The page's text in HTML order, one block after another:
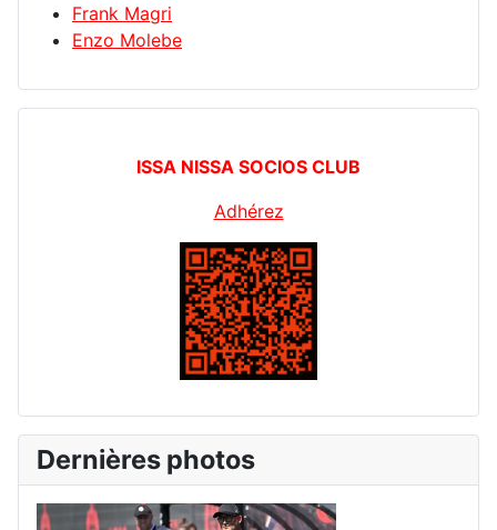
Frank Magri
Enzo Molebe
ISSA NISSA SOCIOS CLUB
Adhérez
Dernières photos